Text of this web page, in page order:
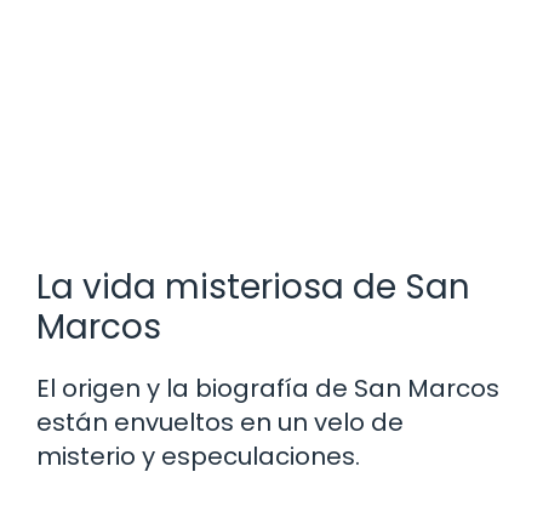
La vida misteriosa de San
Marcos
El origen y la biografía de San Marcos
están envueltos en un velo de
misterio y especulaciones.